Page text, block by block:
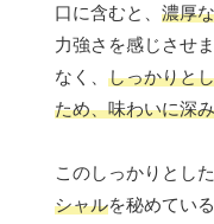
口に含むと、 濃厚
力強さを感じさせ
なく、 しっかりと
ため、味わいに深
このしっかりとし
シャルを秘めてい